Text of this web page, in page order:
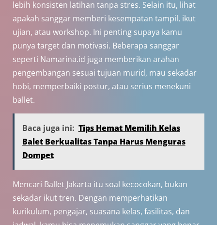
lebih konsisten latihan tanpa stres. Selain itu, lihat
apakah sanggar memberi kesempatan tampil, ikut
ujian, atau workshop. Ini penting supaya kamu
punya target dan motivasi. Beberapa sanggar
seperti Namarina.id juga memberikan arahan
pengembangan sesuai tujuan murid, mau sekadar
hobi, memperbaiki postur, atau serius menekuni
ballet.
Baca juga ini: Tips Hemat Memilih Kelas
Balet Berkualitas Tanpa Harus Menguras
Dompet
Mencari Ballet Jakarta itu soal kecocokan, bukan
sekadar ikut tren. Dengan memperhatikan
kurikulum, pengajar, suasana kelas, fasilitas, dan